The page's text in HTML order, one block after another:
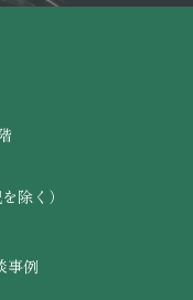
除く）
事例